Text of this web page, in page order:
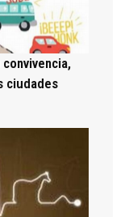
ciudades